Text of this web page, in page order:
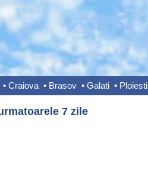
• Craiova • Brasov • Galati • Ploiesti
7 zile